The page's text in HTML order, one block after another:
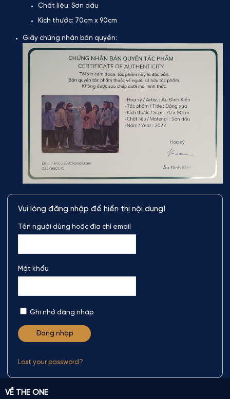
Chất liệu: Sơn dầu
Kích thước: 70cm x 90cm
Giấy chứng nhận bản quyền:
Vui lòng đăng nhập để hiển thị nội dung!
Tên người dùng hoặc địa chỉ email
Mật khẩu
Ghi nhớ đăng nhập
Lost your password?
VỀ THE ONE